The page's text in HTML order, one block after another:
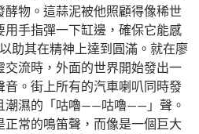
物。這蒜泥被他照顧得像稀世
手指彈一下缸邊，確保它能感
助其在精神上達到圓滿。就在廖
流時，外面的世界開始發出一
。街上所有的汽車喇叭同時發
潮濕的「咕嚕——咕嚕——」聲。
常的鳴笛聲，而像是一個巨大